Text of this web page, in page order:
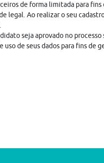
de forma limitada para
legal. Ao realizar o seu
seja aprovado no processo
de seus dados para fins de